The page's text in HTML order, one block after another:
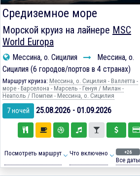
Средиземное море
Морской круиз на лайнере MSC
World Europa
Мессина, о. Сицилия
Мессина, о.
Сицилия (6 городов/портов в 4 странах)
Маршрут круиза: Мессина, о. Сицилия - Валлетта -
море - Барселона - Марсель - Генуя / Милан -
Неаполь / Помпеи - Мессина, о. Сицилия
7 ночей 25.08.2026 - 01.09.2026
Посмотреть маршрут Что включено +26
Все даты